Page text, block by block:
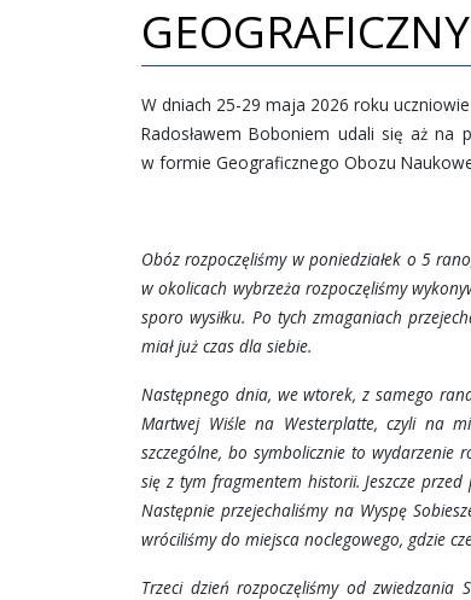
W dniach 25-29 maja 2026 roku
Radosławem Boboniem udali się aż na
w formie Geograficznego Obozu
Obóz rozpoczęliśmy w poniedziałek o 5
w okolicach wybrzeża rozpoczęliśmy
sporo wysiłku. Po tych zmaganiach
miał już czas dla siebie.
Następnego dnia, we wtorek, z samego
Martwej Wiśle na Westerplatte, czyli na
szczególne, bo symbolicznie to wydarzenie
się z tym fragmentem historii. Jeszcze
Następnie przejechaliśmy na Wyspę
wróciliśmy do miejsca noclegowego, gdzie
Trzeci dzień rozpoczęliśmy od zwiedzania